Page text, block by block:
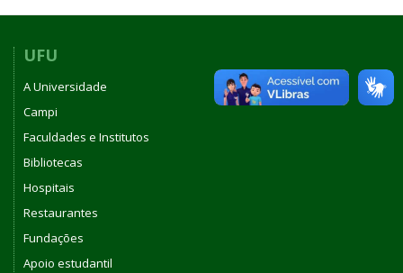
UFU
A Universidade
Campi
Faculdades e Institutos
Bibliotecas
Hospitais
Restaurantes
Fundações
Apoio estudantil